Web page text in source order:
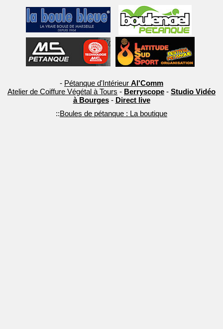
- Pétanque d'Intérieur Al'Comm
Atelier de Coiffure Végétal à Tours - Berryscope - Studio Vidéo
à Bourges- Direct live
::Boules de pétanque : La boutique